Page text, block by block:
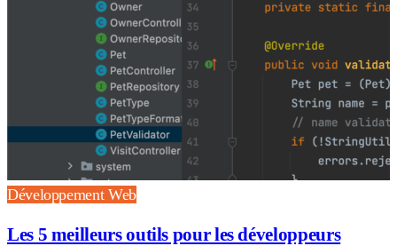
Développement Web
Les 5 meilleurs outils pour les développeurs